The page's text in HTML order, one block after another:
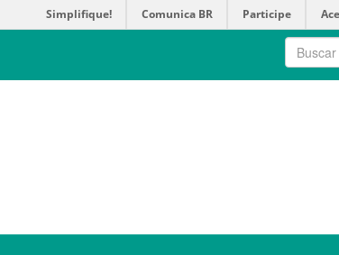
Simplifique! Comunica BR Participe